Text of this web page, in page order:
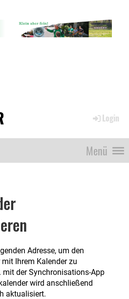
Login
Menü
Adresse, um den
Ihrem Kalender zu
mit der Synchronisations-App
wird anschließend
aktualisiert.